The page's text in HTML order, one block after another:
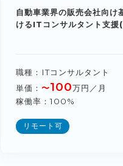
自動車業界の販売会社向け
けるITコンサルタント支援
職種
ITコンサルタント
単価
〜100万円／月
稼働率
100%
リモート可